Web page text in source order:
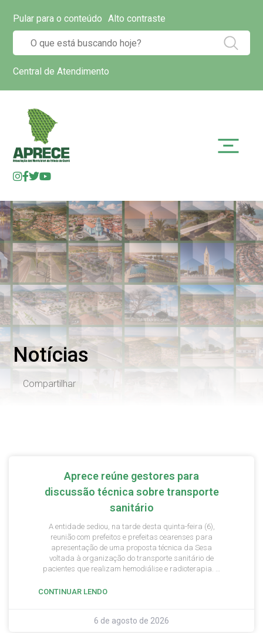
Pular para o conteúdo Alto contraste
Central de Atendimento
Notícias
Compartilhar
Aprece reúne gestores para
discussão técnica sobre transporte
sanitário
A entidade sediou, na tarde desta quinta-feira (6),
reunião com prefeitos e prefeitas cearenses para
apresentação de uma proposta técnica da Sesa
voltada à organização do transporte sanitário de
pacientes que realizam hemodiálise e radioterapia. O
Atenção Especializada à Saúde/MS, Mozart Julio
proposta apresentada está relacionada à Portaria
CONTINUAR LENDO
6 de agosto de 2026